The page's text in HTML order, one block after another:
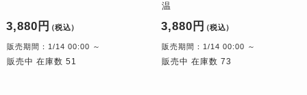
3,880円 （税込）
販売期間：1/14 00:00 ～
販売中 在庫数 51
温
3,880円 （税込）
販売期間：1/14 00:00 ～
販売中 在庫数 73